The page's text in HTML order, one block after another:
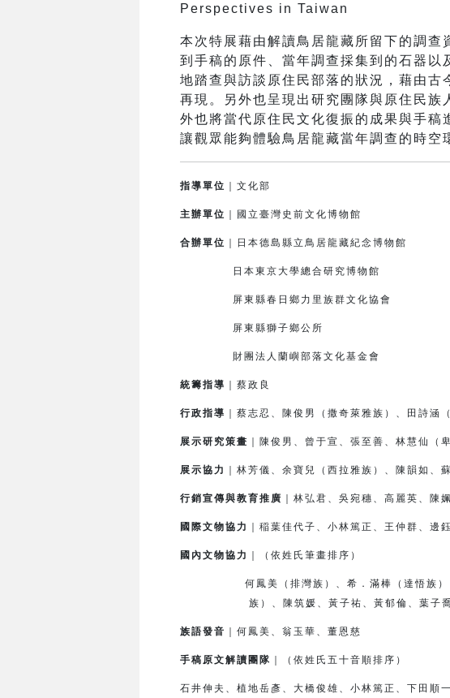
Perspectives in Taiwan
本次特展藉由解讀鳥居龍藏所留下的調
到手稿的原件、當年調查採集到的石器
地踏查與訪談原住民部落的狀況，藉由
再現。另外也呈現出研究團隊與原住民
外也將當代原住民文化復振的成果與手稿
讓觀眾能夠體驗鳥居龍藏當年調查的時空
指導單位 ｜文化部
主辦單位 ｜國立臺灣史前文化博物館
合辦單位 ｜日本德島縣立鳥居龍藏紀念博物館
日本東京大學總合研究博物館
屏東縣春日鄉力里族群文化協會
屏東縣獅子鄉公所
財團法人蘭嶼部落文化基金會
統籌指導 ｜蔡政良
行政指導 ｜蔡志忍、陳俊男（撒奇萊雅族）、田詩涵
展示研究策畫 ｜陳俊男、曾于宣、張至善、林慧仙（
展示協力 ｜林芳儀、余寶兒（西拉雅族）、陳韻如、
行銷宣傳與教育推廣 ｜林弘君、吳宛穗、高麗英、陳
國際文物協力 稲葉佳代子、小林篤正、王仲群、邊
國內文物協力 ｜（依姓氏筆畫排序）
何鳳美（排灣族）、希．滿棒（達悟族）、
族）、 陳筑媛、黃子祐、黃郁倫、 葉子
族語發音 ｜何鳳美、翁玉華、董恩慈
手稿原文解讀團隊 ｜（依姓氏五十音順排序）
石井伸夫、植地岳彥、大橋俊雄、小林篤正、下田順一